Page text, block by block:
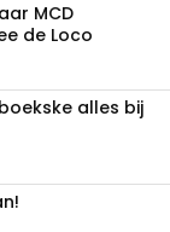
MCD
de Loco
alles bij